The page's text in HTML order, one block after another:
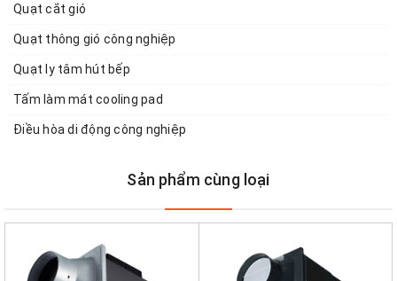
Quạt cắt gió
Quạt thông gió công nghiệp
Quạt ly tâm hút bếp
Tấm làm mát cooling pad
Điều hòa di động công nghiệp
Sản phẩm cùng loại